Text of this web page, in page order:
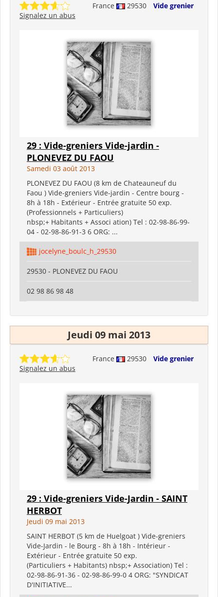
France 29530
Vide grenier
Signalez un abus
29 : Vide-greniers Vide-jardin -
PLONEVEZ DU FAOU
Samedi 03 août 2013
PLONEVEZ DU FAOU (8 km de Chateauneuf du
Faou ) Vide-greniers Vide-jardin - Centre bourg -
8h à 18h - Extérieur - Entrée gratuite 50 exp.
(Professionnels + Particuliers)
nbsp;+ Habitants + Associ ation) Tel : 02-98-86-99-
04 - 02-98-86-91-3 6 ORG: ...
jocelyne_boulc_h_29530
29530 - PLONEVEZ DU FAOU
02 98 86 98 48
Jeudi 09 mai 2013
France 29530
Vide grenier
Signalez un abus
29 : Vide-greniers Vide-Jardin - SAINT
HERBOT
Jeudi 09 mai 2013
SAINT HERBOT (5 km de Huelgoat ) Vide-greniers
Vide-Jardin - le Bourg - 8h à 18h - Intérieur -
Extérieur - Entrée gratuite 50 exp.
(Particuliers + Habitants) nbsp;+ Association) Tel :
02-98-86-91-36 - 02-98-86-99-0 4 ORG: "SYNDICAT
D'INITIATIVE...